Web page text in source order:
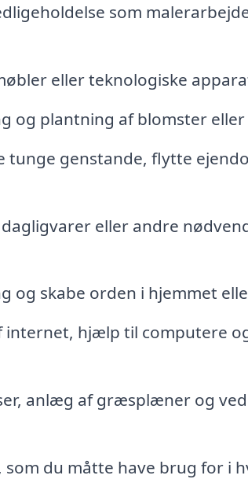
som
eller teknologiske
og plantning af blomster
genstande, flytte
eller andre
og skabe orden i hjemmet
internet, hjælp til computere
anlæg af græsplæner og
du måtte have brug for i